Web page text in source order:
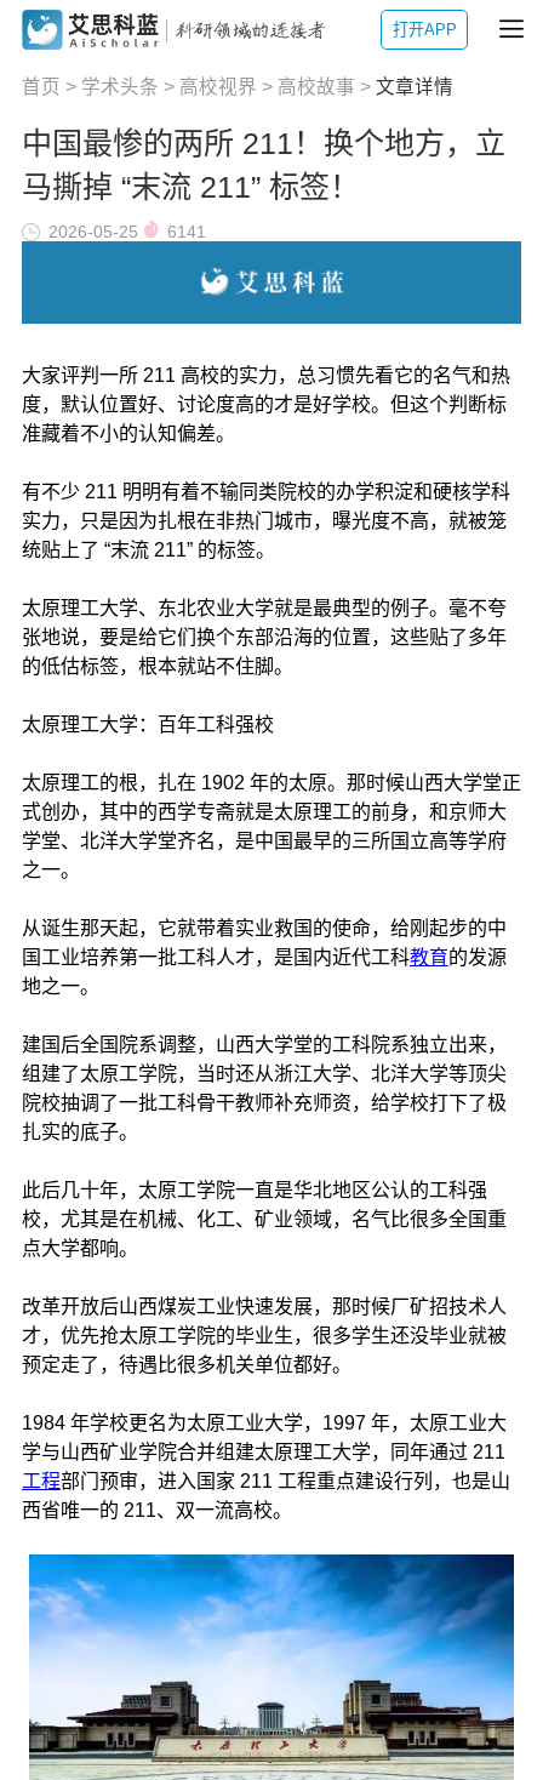
打开APP
首页 > 学术头条 > 高校视界 > 高校故事 > 文章详情
中国最惨的两所 211！换个地方，立
马撕掉 “末流 211” 标签！
2026-05-25 6141
大家评判一所 211 高校的实力，总习惯先看它的名气和热
度，默认位置好、讨论度高的才是好学校。但这个判断标
准藏着不小的认知偏差。
有不少 211 明明有着不输同类院校的办学积淀和硬核学科
实力，只是因为扎根在非热门城市，曝光度不高，就被笼
统贴上了 “末流 211” 的标签。
太原理工大学、东北农业大学就是最典型的例子。毫不夸
张地说，要是给它们换个东部沿海的位置，这些贴了多年
的低估标签，根本就站不住脚。
太原理工大学：百年工科强校
太原理工的根，扎在 1902 年的太原。那时候山西大学堂正
式创办，其中的西学专斋就是太原理工的前身，和京师大
学堂、北洋大学堂齐名，是中国最早的三所国立高等学府
之一。
从诞生那天起，它就带着实业救国的使命，给刚起步的中
国工业培养第一批工科人才，是国内近代工科教育的发源
地之一。
建国后全国院系调整，山西大学堂的工科院系独立出来，
组建了太原工学院，当时还从浙江大学、北洋大学等顶尖
院校抽调了一批工科骨干教师补充师资，给学校打下了极
扎实的底子。
此后几十年，太原工学院一直是华北地区公认的工科强
校，尤其是在机械、化工、矿业领域，名气比很多全国重
点大学都响。
改革开放后山西煤炭工业快速发展，那时候厂矿招技术人
才，优先抢太原工学院的毕业生，很多学生还没毕业就被
预定走了，待遇比很多机关单位都好。
1984 年学校更名为太原工业大学，1997 年，太原工业大
学与山西矿业学院合并组建太原理工大学，同年通过 211
工程部门预审，进入国家 211 工程重点建设行列，也是山
西省唯一的 211、双一流高校。